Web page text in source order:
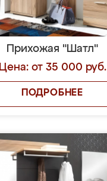
Прихожая "Шатл"
Цена: от 35 000 руб.
ПОДРОБНЕЕ